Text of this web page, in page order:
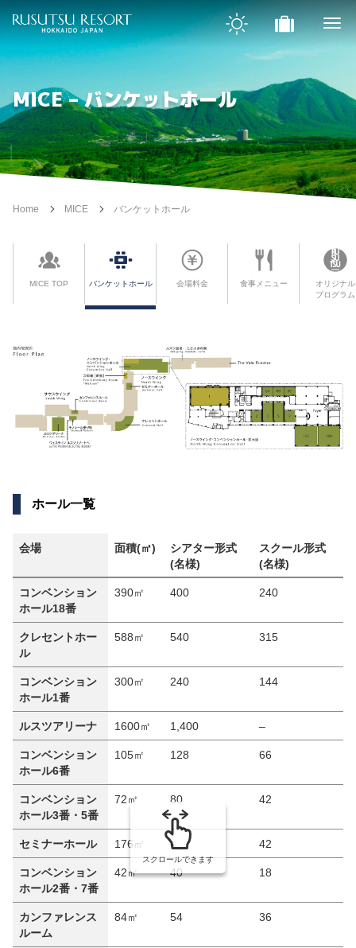
MICE – バンケットホール
Home MICE バンケットホール
MICE TOP バンケットホール 会場料金 食事メニュー
オリジナル
プログラム
ホール一覧
会場 面積(㎡)
シアター形式
(名様)
スクール形式
(名様)
コンベンション
ホール18番
390㎡ 400 240
クレセントホー
ル
588㎡ 540 315
コンベンション
ホール1番
300㎡ 240 144
ルスツアリーナ 1600㎡ 1,400 –
コンベンション
ホール6番
105㎡ 128 66
コンベンション
ホール3番・5番
72㎡ 80 42
セミナーホール 176㎡ – 42
コンベンション
ホール2番・7番
42㎡ 40 18
カンファレンス
ルーム
84㎡ 54 36
スクロールできます